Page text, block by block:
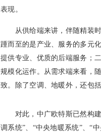
表现。
从供给端来讲，伴随精装时
踵而至的是产业、服务的多元
提供专业、优质的后端服务；
规模化运作。从需求端来看，
致。除了空调、地暖外，还包
对此，中广欧特斯已然构建
调系统”、“中央地暖系统”、“